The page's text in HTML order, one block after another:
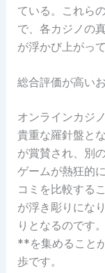
ている。これら
で、各カジノの
が浮かび上がっ
総合評価が高い
オンラインカジ
貴重な羅針盤と
が賞賛され、別
ゲームが熱狂的
コミを比較する
が浮き彫りにな
りとなるのです
**を集めること
歩です。